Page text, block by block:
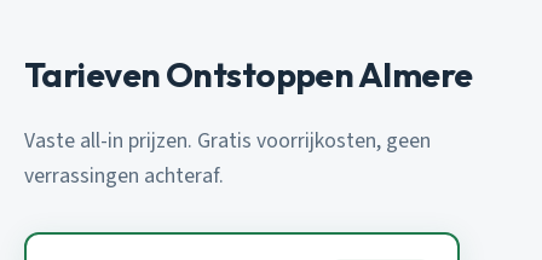
Tarieven Ontstoppen Almere
Vaste all-in prijzen. Gratis voorrijkosten, geen
verrassingen achteraf.